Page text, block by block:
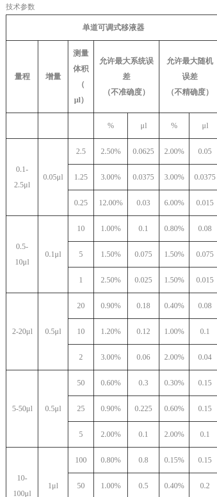
技术参数
单道可调式移液器
量程 增量
测量
体积
（
μl）
允许最大系统误
差
（不准确度）
允许最大随机
误差
（不精确度）
% μl % μl
0.1-
2.5μl
0.05μl
2.5 2.50% 0.0625 2.00% 0.05
1.25 3.00% 0.0375 3.00% 0.0375
0.25 12.00% 0.03 6.00% 0.015
0.5-
10μl
0.1μl
10 1.00% 0.1 0.80% 0.08
5 1.50% 0.075 1.50% 0.075
1 2.50% 0.025 1.50% 0.015
2-20μl 0.5μl
20 0.90% 0.18 0.40% 0.08
10 1.20% 0.12 1.00% 0.1
2 3.00% 0.06 2.00% 0.04
5-50μl 0.5μl
50 0.60% 0.3 0.30% 0.15
25 0.90% 0.225 0.60% 0.15
5 2.00% 0.1 2.00% 0.1
10-
100μl
1μl
100 0.80% 0.8 0.15% 0.15
50 1.00% 0.5 0.40% 0.2